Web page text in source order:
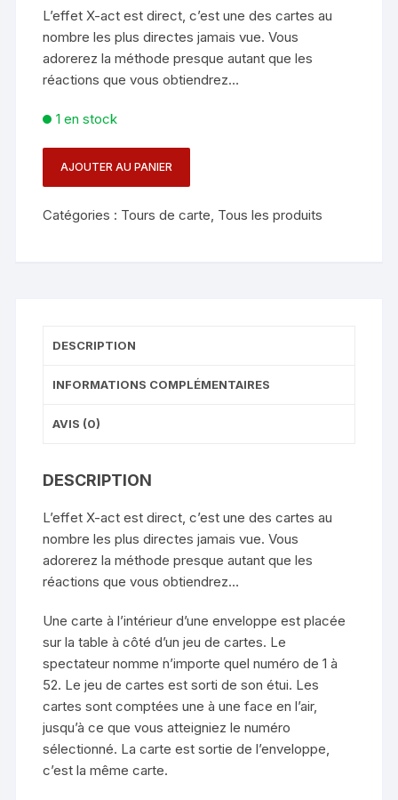
L’effet X-act est direct, c’est une des cartes au
nombre les plus directes jamais vue. Vous
adorerez la méthode presque autant que les
réactions que vous obtiendrez…
1 en stock
X-
VERSION
AJOUTER AU PANIER
Catégories : Tours de carte, Tous les produits
DESCRIPTION
INFORMATIONS COMPLÉMENTAIRES
AVIS (0)
DESCRIPTION
L’effet X-act est direct, c’est une des cartes au
nombre les plus directes jamais vue. Vous
adorerez la méthode presque autant que les
réactions que vous obtiendrez…
Une carte à l’intérieur d’une enveloppe est placée
sur la table à côté d’un jeu de cartes. Le
spectateur nomme n’importe quel numéro de 1 à
52. Le jeu de cartes est sorti de son étui. Les
cartes sont comptées une à une face en l’air,
jusqu’à ce que vous atteigniez le numéro
sélectionné. La carte est sortie de l’enveloppe,
c’est la même carte.